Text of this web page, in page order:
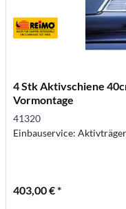
4 Stk Aktivschiene
Vormontage
41320
Einbauservice:
403,00 € *